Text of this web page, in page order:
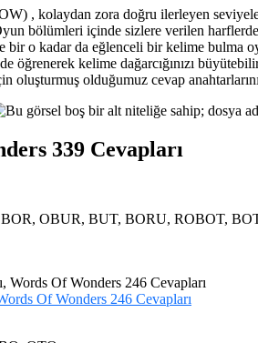
, kolaydan zora doğru ilerleyen
bölümleri içinde sizlere verilen
bir o kadar da eğlenceli bir kelime bulma
öğrenerek kelime dağarcığınızı
oluşturmuş olduğumuz cevap
339 Cevapları
OBUR, BUT, BORU, ROBOT,
Of Wonders 246 Cevapları